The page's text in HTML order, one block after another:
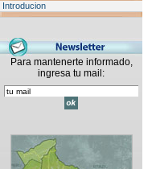
Introducion
Para mantenerte informado,
ingresa tu mail: